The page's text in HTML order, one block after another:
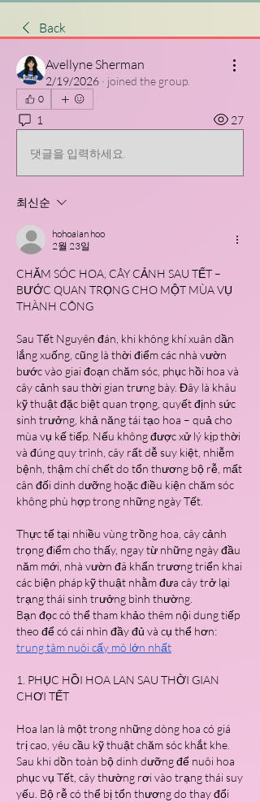
Back
Avellyne Sherman
2/19/2026 · joined the group.
0
1 27
댓글을 입력하세요.
최신순
hohoaian hoo
2월 23일
CHĂM SÓC HOA, CÂY CẢNH SAU TẾT –
BƯỚC QUAN TRỌNG CHO MỘT MÙA VỤ
THÀNH CÔNG
Sau Tết Nguyên đán, khi không khí xuân dần
lắng xuống, cũng là thời điểm các nhà vườn
bước vào giai đoạn chăm sóc, phục hồi hoa và
cây cảnh sau thời gian trưng bày. Đây là khâu
kỹ thuật đặc biệt quan trọng, quyết định sức
sinh trưởng, khả năng tái tạo hoa – quả cho
mùa vụ kế tiếp. Nếu không được xử lý kịp thời
và đúng quy trình, cây rất dễ suy kiệt, nhiễm
bệnh, thậm chí chết do tổn thương bộ rễ, mất
cân đối dinh dưỡng hoặc điều kiện chăm sóc
không phù hợp trong những ngày Tết.
Thực tế tại nhiều vùng trồng hoa, cây cảnh
trọng điểm cho thấy, ngay từ những ngày đầu
năm mới, nhà vườn đã khẩn trương triển khai
các biện pháp kỹ thuật nhằm đưa cây trở lại
trạng thái sinh trưởng bình thường.
Bạn đọc có thể tham khảo thêm nội dung tiếp
trung tâm nuôi cấy mô lớn nhất
1. PHỤC HỒI HOA LAN SAU THỜI GIAN
CHƠI TẾT
Hoa lan là một trong những dòng hoa có giá
trị cao, yêu cầu kỹ thuật chăm sóc khắt khe.
Sau khi dồn toàn bộ dinh dưỡng để nuôi hoa
phục vụ Tết, cây thường rơi vào trạng thái suy
yếu. Bộ rễ có thể bị tổn thương do thay đổi